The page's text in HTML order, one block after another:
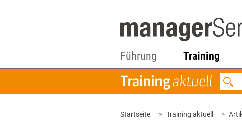
Führung Training
Startseite Training aktuell